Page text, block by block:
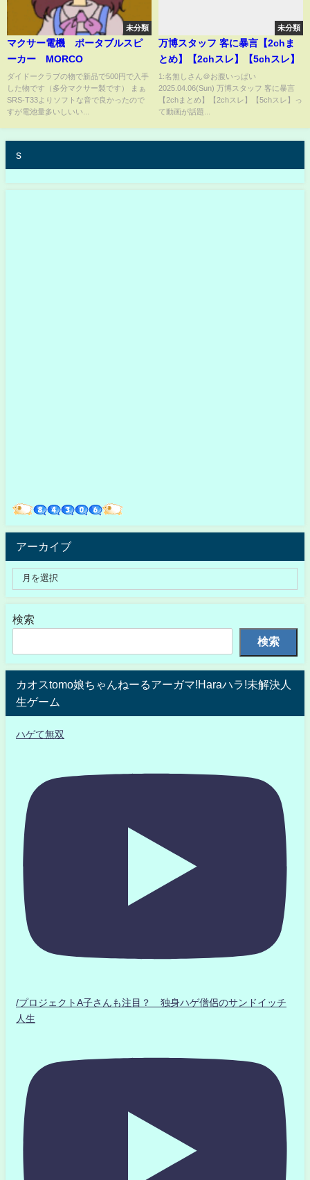
未分類
マクサー電機 ポータブルスピ
ーカー MORCO
ダイドークラブの物で新品で500円で入手
した物です（多分マクサー製です） まぁ
SRS-T33よりソフトな音で良かったので
すが電池量多いしいい...
未分類
万博スタッフ 客に暴言【2chま
とめ】【2chスレ】【5chスレ】
1:名無しさん＠お腹いっぱい
2025.04.06(Sun) 万博スタッフ 客に暴言
【2chまとめ】【2chスレ】【5chスレ】っ
て動画が話題...
s
アーカイブ
検索
検索
カオスtomo娘ちゃんねーるアーガマ!Haraハラ!未解決人
生ゲーム
ハゲて無双
/プロジェクトA子さんも注目？ 独身ハゲ僧侶のサンドイッチ
人生